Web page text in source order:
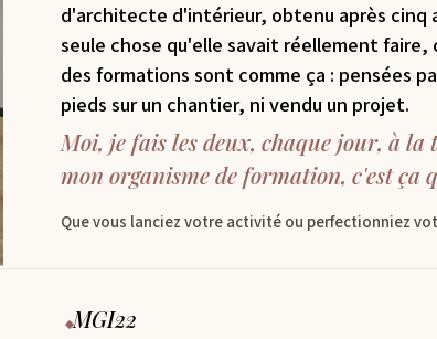
d'architecte d'intérieur, obtenu après cinq
seule chose qu'elle savait réellement
des formations sont comme ça : pensées
pieds sur un chantier, ni vendu un projet.
Moi, je fais les deux, chaque jour, à la
mon organisme de formation, c'est ça
Que vous lanciez votre activité ou perfectionniez
MGI22